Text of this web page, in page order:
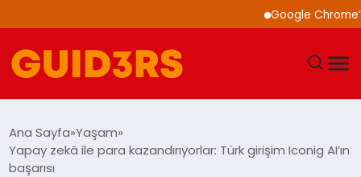
Google Chrome’a
YAŞAM
Ana Sayfa Yaşam
Yapay zekâ ile para kazandırıyorlar: Türk girişim Iconig AI’ın
başarısı